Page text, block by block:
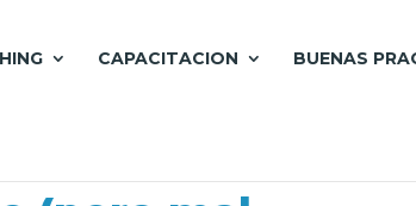
CAPACITACION BUENAS